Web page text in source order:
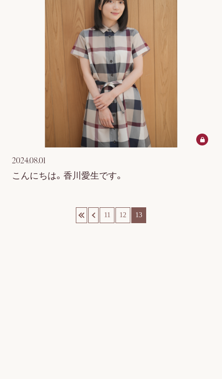
2024.08.01
こんにちは。香川愛生です。
« ‹ 11 12 13